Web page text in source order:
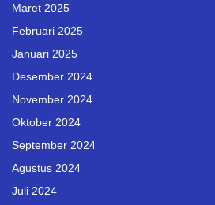
Maret 2025
Februari 2025
Januari 2025
Desember 2024
November 2024
Oktober 2024
September 2024
Agustus 2024
Juli 2024